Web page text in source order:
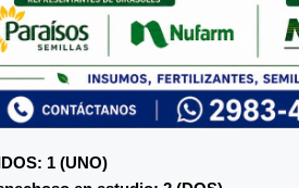
1 (UNO)